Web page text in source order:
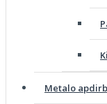
Metalo